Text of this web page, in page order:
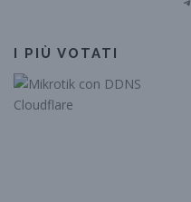
I PIÙ VOTATI